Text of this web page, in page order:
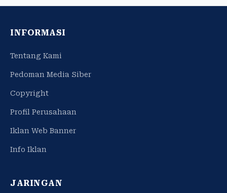
INFORMASI
Tentang Kami
Pedoman Media Siber
Copyright
Profil Perusahaan
Iklan Web Banner
Info Iklan
JARINGAN